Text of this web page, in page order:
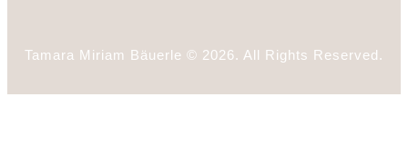
Tamara Miriam Bäuerle © 2026. All Rights Reserved.